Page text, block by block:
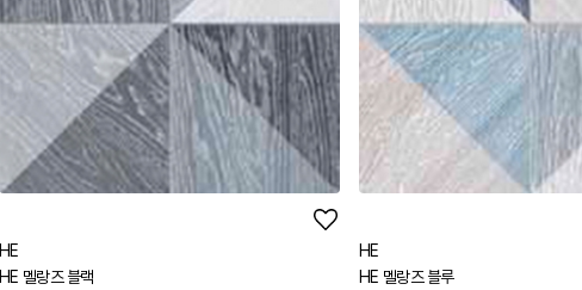
HE
HE 멜랑즈 블랙
HE
HE 멜랑즈 블루